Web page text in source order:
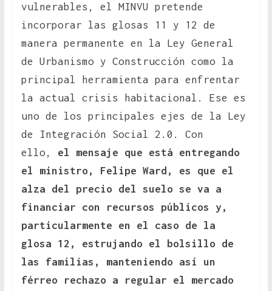
vulnerables, el MINVU pretende
incorporar las glosas 11 y 12 de
manera permanente en la Ley General
de Urbanismo y Construcción como la
principal herramienta para enfrentar
la actual crisis habitacional. Ese es
uno de los principales ejes de la Ley
de Integración Social 2.0. Con
ello, el mensaje que está entregando
el ministro, Felipe Ward, es que el
alza del precio del suelo se va a
financiar con recursos públicos y,
particularmente en el caso de la
glosa 12, estrujando el bolsillo de
las familias, manteniendo así un
férreo rechazo a regular el mercado